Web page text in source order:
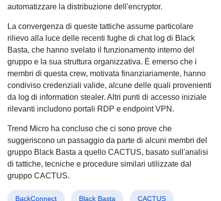
automatizzare la distribuzione dell'encryptor.
La convergenza di queste tattiche assume particolare
rilievo alla luce delle recenti fughe di chat log di Black
Basta, che hanno svelato il funzionamento interno del
gruppo e la sua struttura organizzativa. È emerso che i
membri di questa crew, motivata finanziariamente, hanno
condiviso credenziali valide, alcune delle quali provenienti
da log di information stealer. Altri punti di accesso iniziale
rilevanti includono portali RDP e endpoint VPN.
Trend Micro ha concluso che ci sono prove che
suggeriscono un passaggio da parte di alcuni membri del
gruppo Black Basta a quello CACTUS, basato sull'analisi
di tattiche, tecniche e procedure similari utilizzate dal
gruppo CACTUS.
BackConnect Black Basta CACTUS